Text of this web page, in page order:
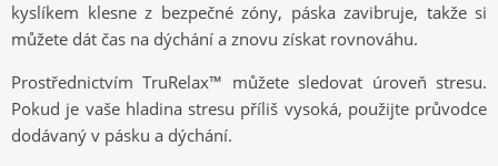
kyslíkem klesne z bezpečné zóny, páska zavibruje, takže si
můžete dát čas na dýchání a znovu získat rovnováhu.
Prostřednictvím TruRelax™ můžete sledovat úroveň stresu.
Pokud je vaše hladina stresu příliš vysoká, použijte průvodce
dodávaný v pásku a dýchání.